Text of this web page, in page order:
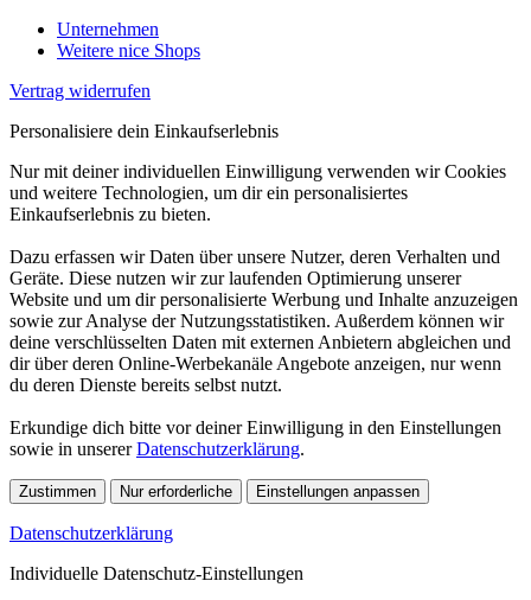
Unternehmen
Weitere nice Shops
Vertrag widerrufen
Personalisiere dein Einkaufserlebnis
Nur mit deiner individuellen Einwilligung verwenden wir Cookies
und weitere Technologien, um dir ein personalisiertes
Einkaufserlebnis zu bieten.
Dazu erfassen wir Daten über unsere Nutzer, deren Verhalten und
Geräte. Diese nutzen wir zur laufenden Optimierung unserer
Website und um dir personalisierte Werbung und Inhalte anzuzeigen
sowie zur Analyse der Nutzungsstatistiken. Außerdem können wir
deine verschlüsselten Daten mit externen Anbietern abgleichen und
dir über deren Online-Werbekanäle Angebote anzeigen, nur wenn
du deren Dienste bereits selbst nutzt.
Erkundige dich bitte vor deiner Einwilligung in den Einstellungen
sowie in unsererDatenschutzerklärung.
Zustimmen Nur erforderliche Einstellungen anpassen
Datenschutzerklärung
Individuelle Datenschutz-Einstellungen